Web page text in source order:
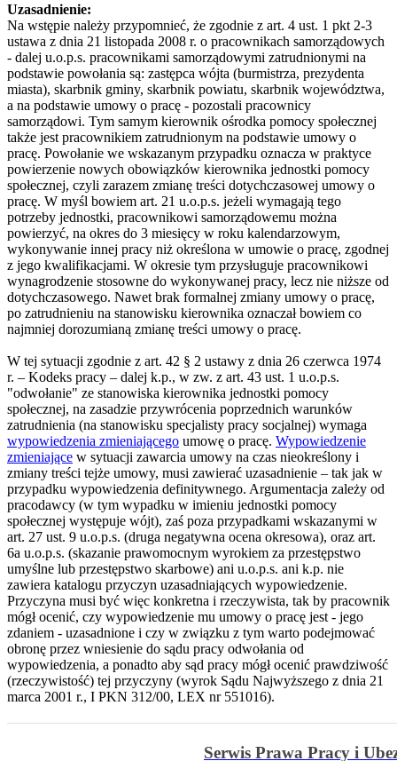
Uzasadnienie:
Na wstępie należy przypomnieć, że zgodnie z art. 4 ust. 1 pkt 2-3
ustawa z dnia 21 listopada 2008 r. o pracownikach samorządowych
- dalej u.o.p.s. pracownikami samorządowymi zatrudnionymi na
podstawie powołania są: zastępca wójta (burmistrza, prezydenta
miasta), skarbnik gminy, skarbnik powiatu, skarbnik województwa,
a na podstawie umowy o pracę - pozostali pracownicy
samorządowi. Tym samym kierownik ośrodka pomocy społecznej
także jest pracownikiem zatrudnionym na podstawie umowy o
pracę. Powołanie we wskazanym przypadku oznacza w praktyce
powierzenie nowych obowiązków kierownika jednostki pomocy
społecznej, czyli zarazem zmianę treści dotychczasowej umowy o
pracę. W myśl bowiem art. 21 u.o.p.s. jeżeli wymagają tego
potrzeby jednostki, pracownikowi samorządowemu można
powierzyć, na okres do 3 miesięcy w roku kalendarzowym,
wykonywanie innej pracy niż określona w umowie o pracę, zgodnej
z jego kwalifikacjami. W okresie tym przysługuje pracownikowi
wynagrodzenie stosowne do wykonywanej pracy, lecz nie niższe od
dotychczasowego. Nawet brak formalnej zmiany umowy o pracę,
po zatrudnieniu na stanowisku kierownika oznaczał bowiem co
najmniej dorozumianą zmianę treści umowy o pracę.
W tej sytuacji zgodnie z art. 42 § 2 ustawy z dnia 26 czerwca 1974
r. – Kodeks pracy – dalej k.p., w zw. z art. 43 ust. 1 u.o.p.s.
"odwołanie" ze stanowiska kierownika jednostki pomocy
społecznej, na zasadzie przywrócenia poprzednich warunków
zatrudnienia (na stanowisku specjalisty pracy socjalnej) wymaga
wypowiedzenia zmieniającego umowę o pracę. Wypowiedzenie
zmieniające w sytuacji zawarcia umowy na czas nieokreślony i
zmiany treści tejże umowy, musi zawierać uzasadnienie – tak jak w
przypadku wypowiedzenia definitywnego. Argumentacja zależy od
pracodawcy (w tym wypadku w imieniu jednostki pomocy
społecznej występuje wójt), zaś poza przypadkami wskazanymi w
art. 27 ust. 9 u.o.p.s. (druga negatywna ocena okresowa), oraz art.
6a u.o.p.s. (skazanie prawomocnym wyrokiem za przestępstwo
umyślne lub przestępstwo skarbowe) ani u.o.p.s. ani k.p. nie
zawiera katalogu przyczyn uzasadniających wypowiedzenie.
Przyczyna musi być więc konkretna i rzeczywista, tak by pracownik
mógł ocenić, czy wypowiedzenie mu umowy o pracę jest - jego
zdaniem - uzasadnione i czy w związku z tym warto podejmować
obronę przez wniesienie do sądu pracy odwołania od
wypowiedzenia, a ponadto aby sąd pracy mógł ocenić prawdziwość
(rzeczywistość) tej przyczyny (wyrok Sądu Najwyższego z dnia 21
marca 2001 r., I PKN 312/00, LEX nr 551016).
Serwis Prawa Pracy i